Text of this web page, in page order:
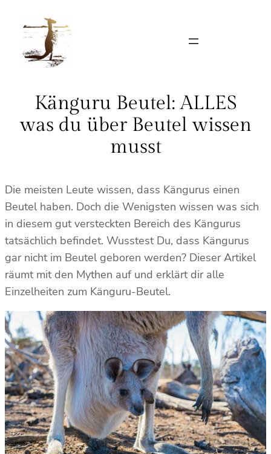
Inhalt
springen
Känguru Beutel: ALLES
was du über Beutel wissen
musst
Die meisten Leute wissen, dass Kängurus einen
Beutel haben. Doch die Wenigsten wissen was sich
in diesem gut versteckten Bereich des Kängurus
tatsächlich befindet. Wusstest Du, dass Kängurus
gar nicht im Beutel geboren werden? Dieser Artikel
räumt mit den Mythen auf und erklärt dir alle
Einzelheiten zum Känguru-Beutel.